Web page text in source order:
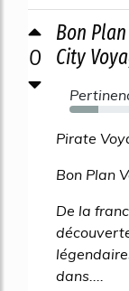
0
Bon
City
45%
Pirate
Bon Plan
De la
dans....